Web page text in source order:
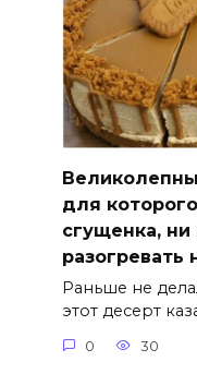
для
сгущенка, ни
разогревать
Раньше не
этот десерт
0 30